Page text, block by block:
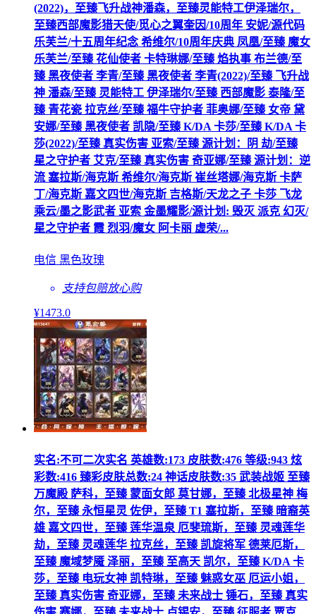
(2022)，至臻飞升战神潘森，至臻灵能特工伊泽瑞尔，
至臻西部魔影猎天使/觅心之翼奎因/10周年 安妮/源代码
乐芙兰/十五周年纪念 希维尔/10周年庆典 凤凰/至臻 魔女
乐芙兰/至臻 花仙使者 卡特琳娜/至臻 焰执事 布兰德/至
臻 黑夜使者 李青/至臻 黑夜使者 李青(2022)/至臻 飞升战
神 潘森/至臻 灵能特工 伊泽瑞尔/至臻 西部魔影 泰隆/至
臻 青花瓷 拉克丝/至臻 福牛守护者 菲奥娜/至臻 女帝 黛
安娜/至臻 黑夜使者 凯隐/至臻 K/DA 卡莎/至臻 K/DA 卡
莎(2022)/至臻 真实伤害 亚索/至臻 源计划：阴 劫/至臻
星之守护者 艾克/至臻 真实伤害 奇亚娜/至臻 源计划：逆
流 塞拉斯/海克斯 希维尔/海克斯 崔丝塔娜/海克斯 卡萨
丁/海克斯 嘉文四世/海克斯 吉格斯/天龙之子 卡莎 飞龙
乘云/墨之影武者 亚索 金墨耀影/源计划: 毁灭 派克 幻灭/
星之守护者 霞 烈羽/魔女 阿卡丽 虚荣/...
电信 黑色玫瑰
支持包赔放心购
¥1473.0
实名:不可二次实名 英雄数:173 皮肤数:476 等级:943 炫
彩数:416 臻彩皮肤总数:24 神话皮肤数:35 武装战姬 至臻
万魔殿 萨科，至臻 蒙面女郎 莫甘娜，至臻 北极星神 梅
尔，至臻 永恒星灵 佐伊，至臻 T1 塞拉斯，至臻 暗裔英
雄 嘉文四世，至臻 莲华温泉 厄斐琉斯，至臻 灵魂莲华
劫，至臻 灵魂莲华 拉克丝，至臻 凯旋将军 德莱厄斯，
至臻 魔域梦魇 泽丽，至臻 至高天 凯尔，至臻 K/DA 卡
莎，至臻 电玩女神 凯特琳，至臻 魅惑女巫 厄运小姐，
至臻 真实伤害 奇亚娜，至臻 未来战士 锤石，至臻 真实